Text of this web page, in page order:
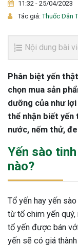
11:32 - 25/04/2023
Tác giả:Thuốc Dân
Nội dung bài
Phân biệt yến
chọn mua sản
dưỡng của như
thể nhận biết yến
nước, nếm thử,
Yến sào
nào?
Tổ yến hay yến
từ tổ chim yến
tổ yến được bán
yến sẽ có giá thành